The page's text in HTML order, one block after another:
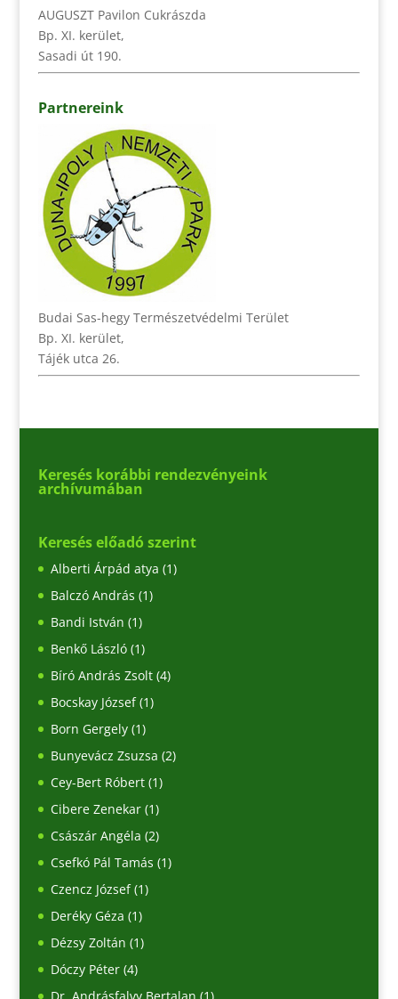
AUGUSZT Pavilon Cukrászda
Bp. XI. kerület,
Sasadi út 190.
Partnereink
Budai Sas-hegy Természetvédelmi Terület
Bp. XI. kerület,
Tájék utca 26.
Keresés korábbi rendezvényeink
archívumában
Keresés előadó szerint
Alberti Árpád atya (1)
Balczó András (1)
Bandi István (1)
Benkő László(1)
Bíró András Zsolt(4)
Bocskay József(1)
Born Gergely(1)
Bunyevácz Zsuzsa (2)
Cey-Bert Róbert(1)
Cibere Zenekar(1)
Császár Angéla (2)
Csefkó Pál Tamás (1)
Czencz József(1)
Deréky Géza (1)
Dézsy Zoltán (1)
Dóczy Péter(4)